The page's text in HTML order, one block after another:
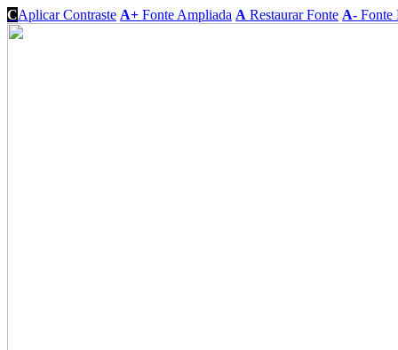
CAplicar Contraste A+ Fonte Ampliada A Restaurar Fonte A- Fonte